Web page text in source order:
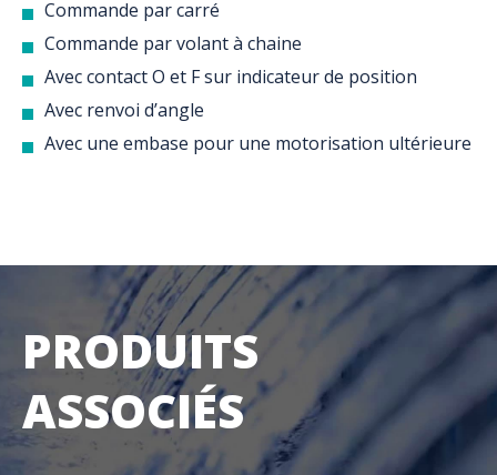
Commande par carré
Commande par volant à chaine
Avec contact O et F sur indicateur de position
Avec renvoi d’angle
Avec une embase pour une motorisation ultérieure
PRODUITS
ASSOCIÉS